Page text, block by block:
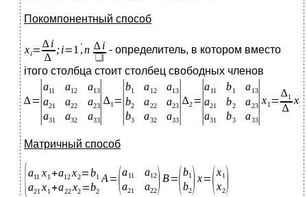
Покомпонентный способ
- определитель, в котором вместо
iтого столбца стоит столбец свободных членов
Матричный способ